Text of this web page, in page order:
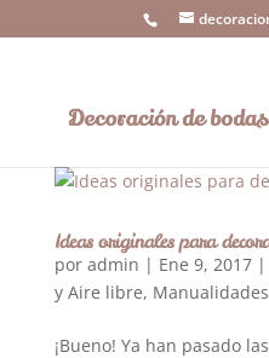
Ideas originales para
por admin | Ene 9, 2017|
y Aire libre,
¡Bueno! Ya han pasado